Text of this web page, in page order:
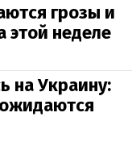
грозы и
этой неделе
на Украину:
ожидаются